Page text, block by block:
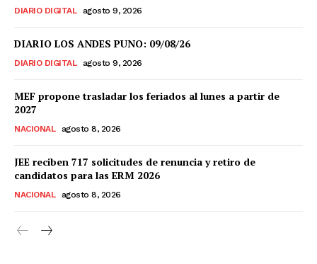
DIARIO DIGITAL agosto 9, 2026
DIARIO LOS ANDES PUNO: 09/08/26
DIARIO DIGITAL agosto 9, 2026
MEF propone trasladar los feriados al lunes a partir de
2027
NACIONAL agosto 8, 2026
JEE reciben 717 solicitudes de renuncia y retiro de
candidatos para las ERM 2026
NACIONAL agosto 8, 2026